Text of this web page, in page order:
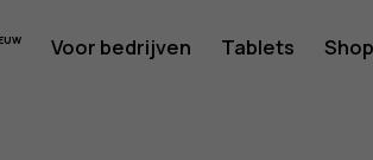
Voor bedrijven Tablets Shop